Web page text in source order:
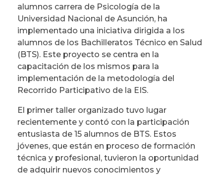
alumnos carrera de Psicología de la
Universidad Nacional de Asunción, ha
implementado una iniciativa dirigida a los
alumnos de los Bachilleratos Técnico en Salud
(BTS). Este proyecto se centra en la
capacitación de los mismos para la
implementación de la metodología del
Recorrido Participativo de la EIS.
El primer taller organizado tuvo lugar
recientemente y contó con la participación
entusiasta de 15 alumnos de BTS. Estos
jóvenes, que están en proceso de formación
técnica y profesional, tuvieron la oportunidad
de adquirir nuevos conocimientos y